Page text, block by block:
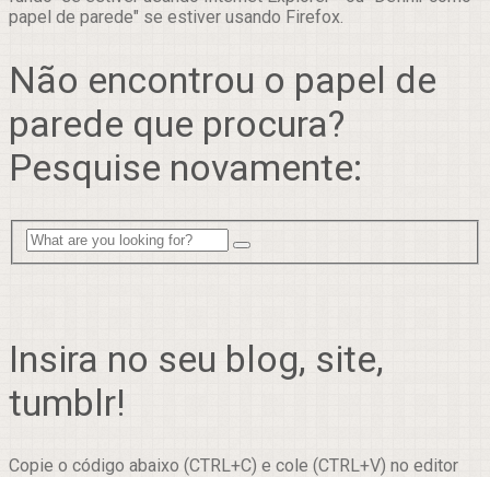
papel de parede" se estiver usando Firefox.
Não encontrou o papel de
parede que procura?
Pesquise novamente:
Insira no seu blog, site,
tumblr!
Copie o código abaixo (CTRL+C) e cole (CTRL+V) no editor